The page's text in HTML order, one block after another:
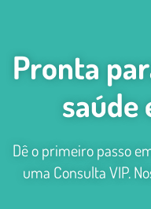
Pronta
saúde
Dê o primeiro passo
uma Consulta VIP.